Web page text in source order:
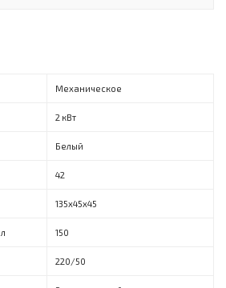
Механическое
2 кВт
Белый
42
135x45x45
150
220/50